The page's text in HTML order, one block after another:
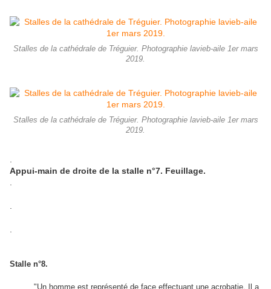
Stalles de la cathédrale de Tréguier. Photographie lavieb-aile 1er mars
2019.
Stalles de la cathédrale de Tréguier. Photographie lavieb-aile 1er mars
2019.
Appui-main de droite de la stalle n°7. Feuillage.
Stalle n°8.
"Un homme est représenté de face effectuant une acrobatie. Il a